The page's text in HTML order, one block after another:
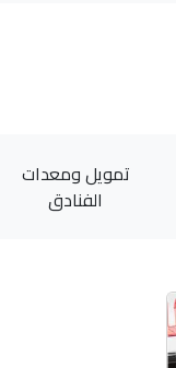
تمويل ومعدات
الفنادق